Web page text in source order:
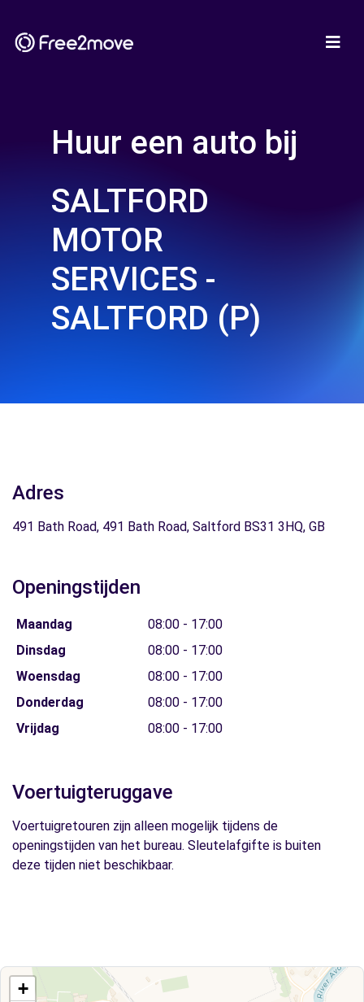
Huur een auto bij
SALTFORD
MOTOR
SERVICES -
SALTFORD (P)
Adres
491 Bath Road, 491 Bath Road, Saltford BS31 3HQ, GB
Openingstijden
Maandag
08:00 - 17:00
Dinsdag
08:00 - 17:00
Woensdag
08:00 - 17:00
Donderdag
08:00 - 17:00
Vrijdag
08:00 - 17:00
Voertuigteruggave
Voertuigretouren zijn alleen mogelijk tijdens de
openingstijden van het bureau. Sleutelafgifte is buiten
deze tijden niet beschikbaar.
+